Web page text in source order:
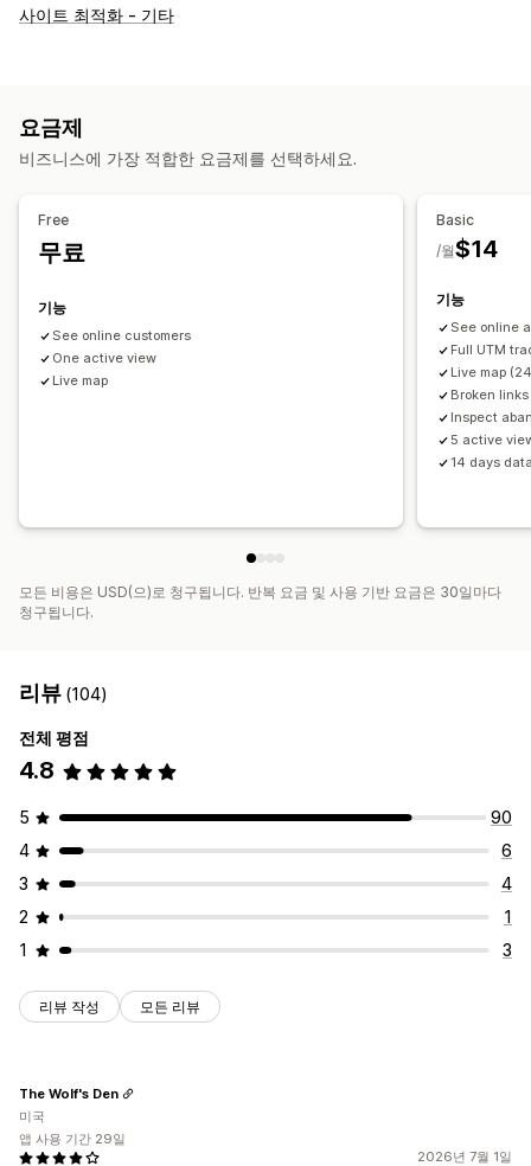
고객 행동
마케팅 및 판매
퍼널 분석
시각화 및 보고서
사용자 지정 보고서
GDPR 규정 준수
사이트 최적화 - 기타
요금제
비즈니스에 가장 적합한 요금제를 선택하세요.
Free
무료
기능
See online customers
One active view
Live map
Basic
$14
/월
기능
See online
Full UTM
Live map
Broken
Inspect
5 active
14 days
모든 비용은 USD(으)로 청구됩니다. 반복 요금 및 사용 기반 요금은 30일마다
청구됩니다.
리뷰 (104)
전체 평점
4.8
5
90
4
6
3
4
2
1
1
3
리뷰 작성 모든 리뷰
2026년 7월 1일
The Wolf's Den
미국
앱 사용 기간 29일